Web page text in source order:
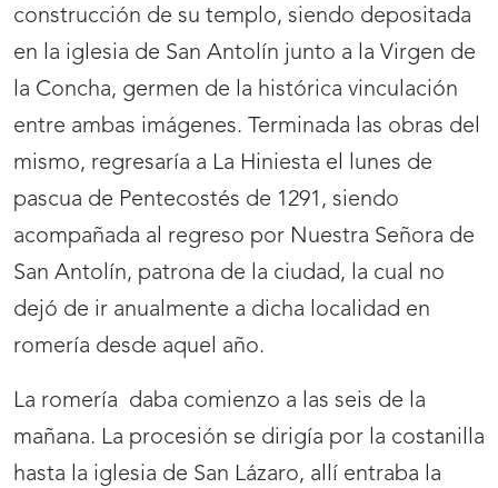
construcción de su templo, siendo depositada
en la iglesia de San Antolín junto a la Virgen de
la Concha, germen de la histórica vinculación
entre ambas imágenes. Terminada las obras del
mismo, regresaría a La Hiniesta el lunes de
pascua de Pentecostés de 1291, siendo
acompañada al regreso por Nuestra Señora de
San Antolín, patrona de la ciudad, la cual no
dejó de ir anualmente a dicha localidad en
romería desde aquel año.
La romería daba comienzo a las seis de la
mañana. La procesión se dirigía por la costanilla
hasta la iglesia de San Lázaro, allí entraba la